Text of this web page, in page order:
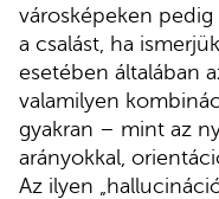
városképeken
a csalást, ha
esetében általában
valamilyen
gyakran – mint az
arányokkal,
Az ilyen